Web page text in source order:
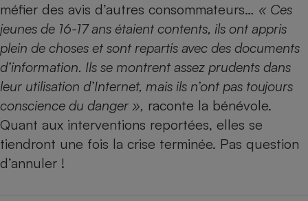
méfier des avis d’autres consommateurs… « Ces
jeunes de 16-17 ans étaient contents, ils ont appris
plein de choses et sont repartis avec des documents
d’information. Ils se montrent assez prudents dans
leur utilisation d’Internet, mais ils n’ont pas toujours
conscience du danger », raconte la bénévole.
Quant aux interventions reportées, elles se
tiendront une fois la crise terminée. Pas question
d’annuler !
Plaque de cuisson à
induction
Téléphone mobile -
Smartphone
Radiateur électrique